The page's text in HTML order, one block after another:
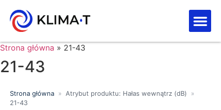
Strona główna » 21-43
21-43
Strona główna » Atrybut produktu: Hałas wewnątrz (dB)
»
21-43